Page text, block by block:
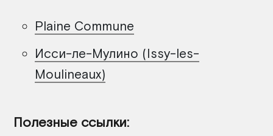
Plaine Commune
Исси-ле-Мулино (Issy-les-
Moulineaux)
Полезные ссылки: